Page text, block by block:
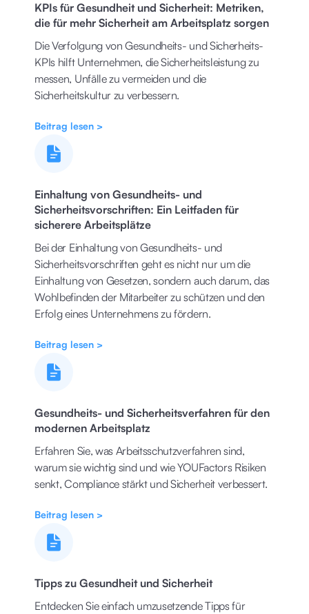
KPIs für Gesundheit und Sicherheit: Metriken,
die für mehr Sicherheit am Arbeitsplatz sorgen
Die Verfolgung von Gesundheits- und Sicherheits-
KPIs hilft Unternehmen, die Sicherheitsleistung zu
messen, Unfälle zu vermeiden und die
Sicherheitskultur zu verbessern.
Beitrag lesen >
Einhaltung von Gesundheits- und
Sicherheitsvorschriften: Ein Leitfaden für
sicherere Arbeitsplätze
Bei der Einhaltung von Gesundheits- und
Sicherheitsvorschriften geht es nicht nur um die
Einhaltung von Gesetzen, sondern auch darum, das
Wohlbefinden der Mitarbeiter zu schützen und den
Erfolg eines Unternehmens zu fördern.
Beitrag lesen >
Gesundheits- und Sicherheitsverfahren für den
modernen Arbeitsplatz
Erfahren Sie, was Arbeitsschutzverfahren sind,
warum sie wichtig sind und wie YOUFactors Risiken
senkt, Compliance stärkt und Sicherheit verbessert.
Beitrag lesen >
Tipps zu Gesundheit und Sicherheit
Entdecken Sie einfach umzusetzende Tipps für